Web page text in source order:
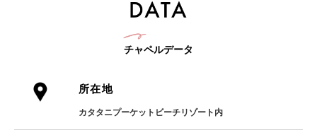
チャペルデータ
所在地
カタタニプーケットビーチリゾート内